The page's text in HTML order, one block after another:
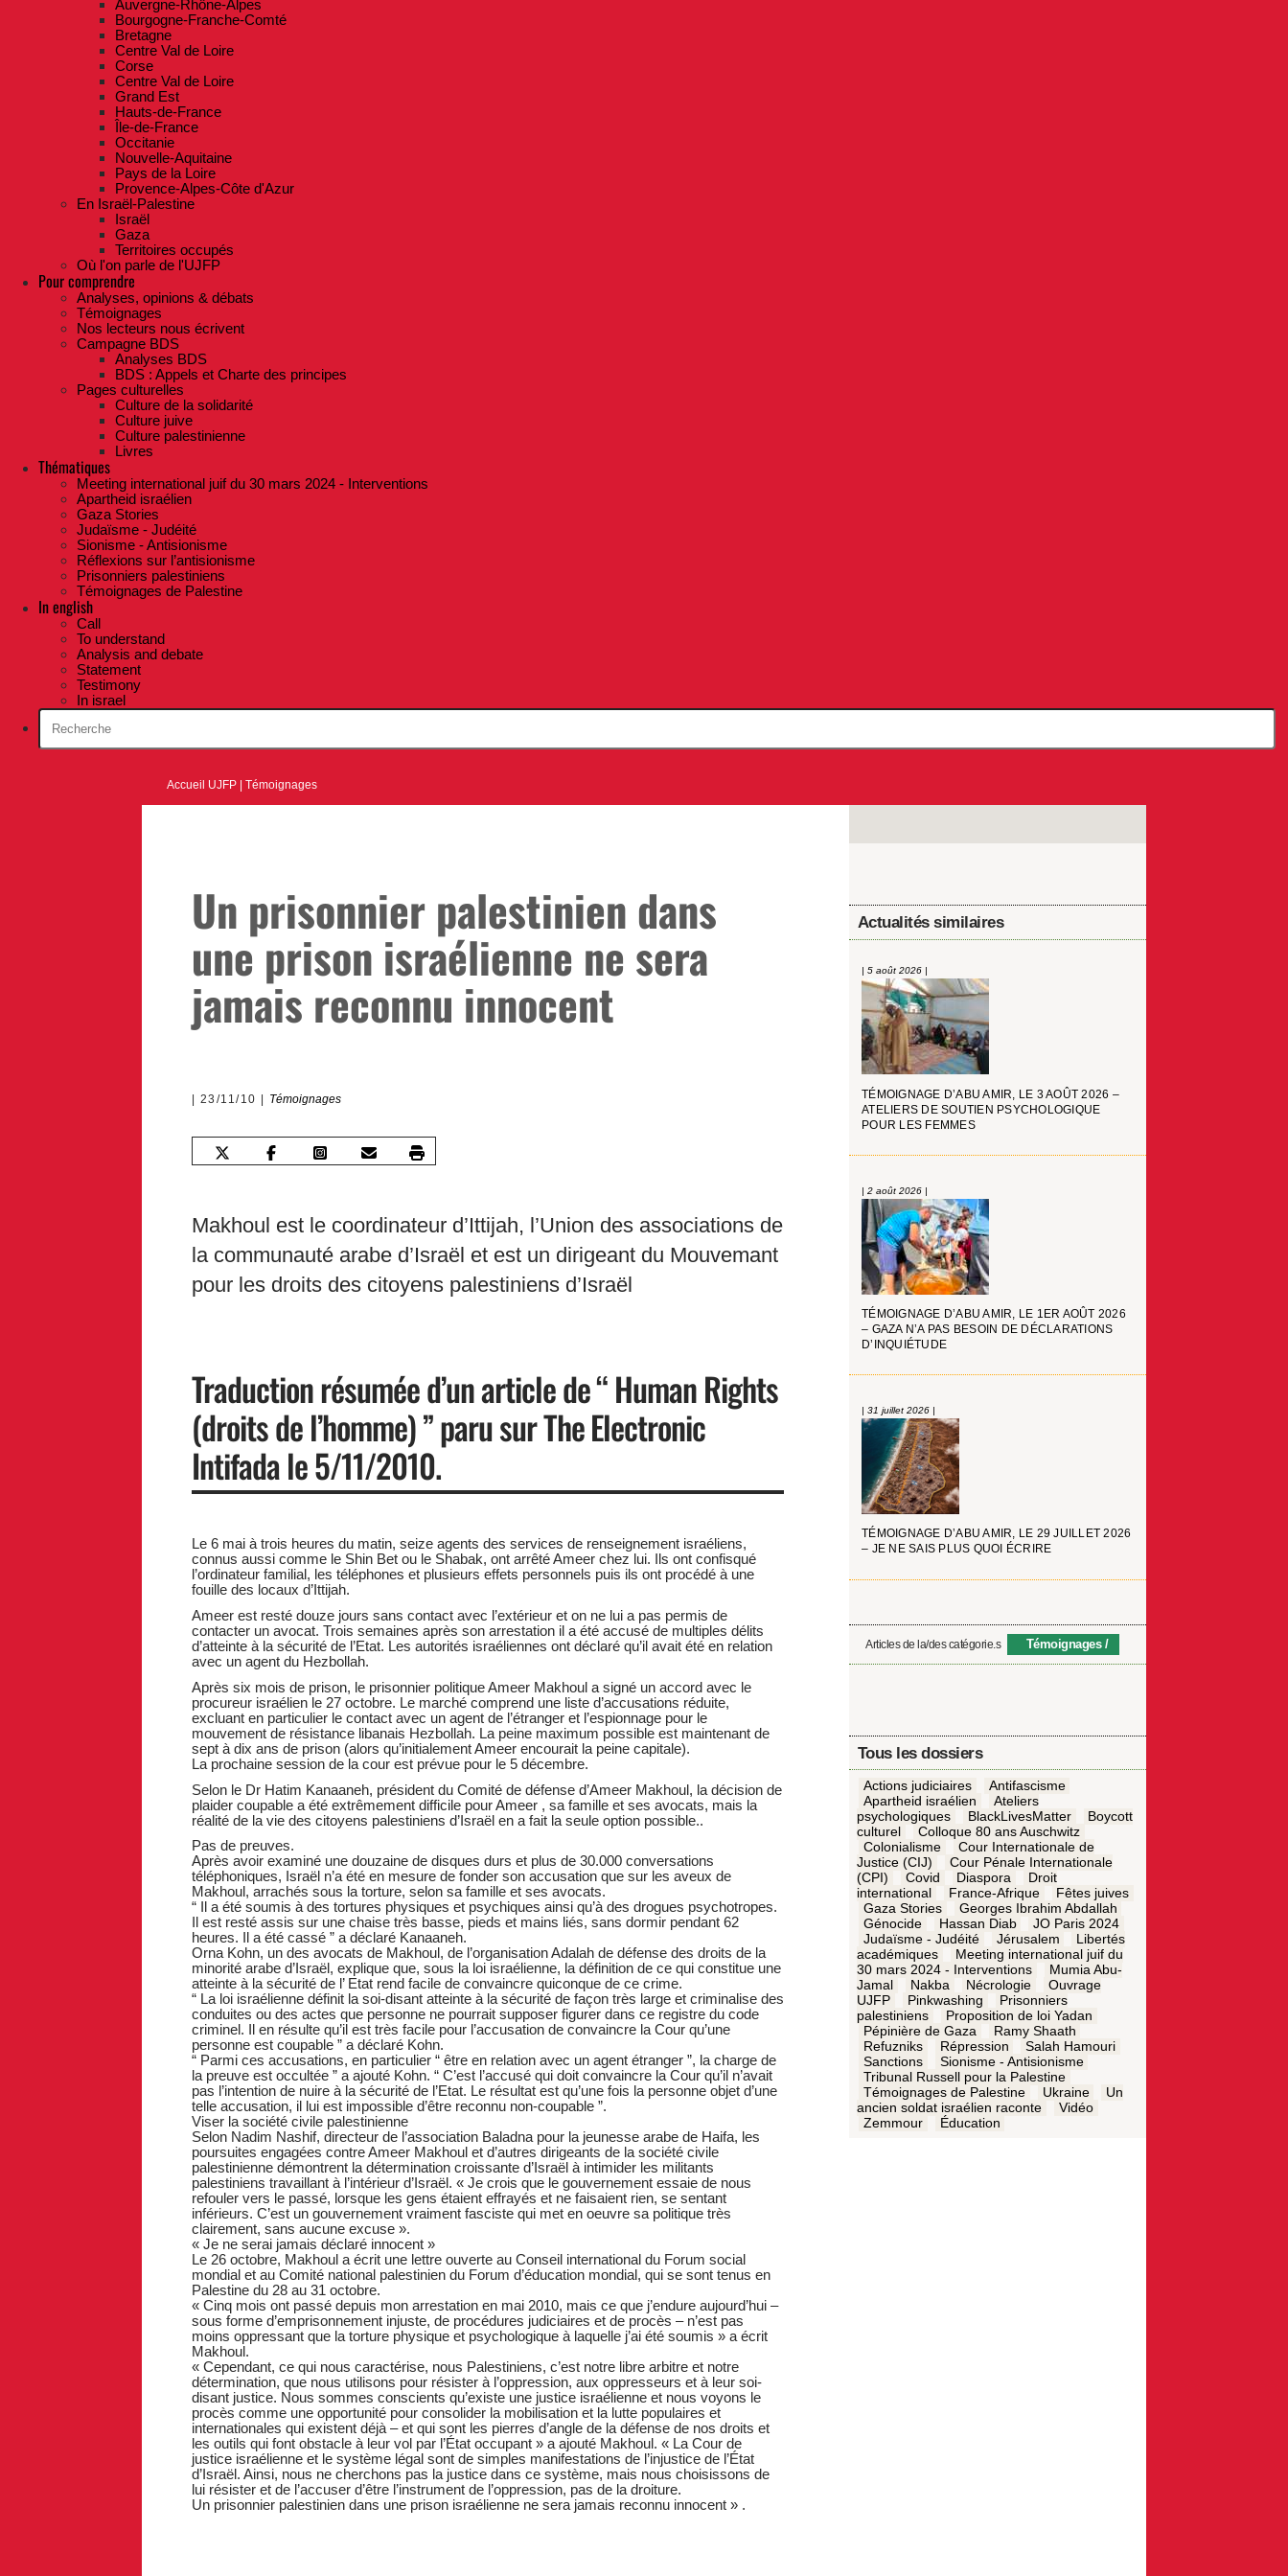
Auvergne-Rhône-Alpes
Bourgogne-Franche-Comté
Bretagne
Centre Val de Loire
Corse
Centre Val de Loire
Grand Est
Hauts-de-France
Île-de-France
Occitanie
Nouvelle-Aquitaine
Pays de la Loire
Provence-Alpes-Côte d'Azur
En Israël-Palestine
Israël
Gaza
Territoires occupés
Où l'on parle de l'UJFP
Pour comprendre
Analyses, opinions & débats
Témoignages
Nos lecteurs nous écrivent
Campagne BDS
Analyses BDS
BDS : Appels et Charte des principes
Pages culturelles
Culture de la solidarité
Culture juive
Culture palestinienne
Livres
Thématiques
Meeting international juif du 30 mars 2024 - Interventions
Apartheid israélien
Gaza Stories
Judaïsme - Judéité
Sionisme - Antisionisme
Réflexions sur l’antisionisme
Prisonniers palestiniens
Témoignages de Palestine
In english
Call
To understand
Analysis and debate
Statement
Testimony
In israel
Accueil UJFP |Témoignages
Un prisonnier palestinien dans
une prison israélienne ne sera
jamais reconnu innocent
23/11/10 Témoignages
Makhoul est le coordinateur d’Ittijah, l’Union des associations de
la communauté arabe d’Israël et est un dirigeant du Mouvemant
pour les droits des citoyens palestiniens d’Israël
Traduction résumée d’un article de “ Human Rights
(droits de l’homme) ” paru sur The Electronic
Intifada le 5/11/2010.
Le 6 mai à trois heures du matin, seize agents des services de renseignement israéliens,
connus aussi comme le Shin Bet ou le Shabak, ont arrêté Ameer chez lui. Ils ont confisqué
l’ordinateur familial, les téléphones et plusieurs effets personnels puis ils ont procédé à une
fouille des locaux d’Ittijah.
Ameer est resté douze jours sans contact avec l’extérieur et on ne lui a pas permis de
contacter un avocat. Trois semaines après son arrestation il a été accusé de multiples délits
d’atteinte à la sécurité de l’Etat. Les autorités israéliennes ont déclaré qu’il avait été en relation
avec un agent du Hezbollah.
Après six mois de prison, le prisonnier politique Ameer Makhoul a signé un accord avec le
procureur israélien le 27 octobre. Le marché comprend une liste d’accusations réduite,
excluant en particulier le contact avec un agent de l’étranger et l’espionnage pour le
mouvement de résistance libanais Hezbollah. La peine maximum possible est maintenant de
sept à dix ans de prison (alors qu’initialement Ameer encourait la peine capitale).
La prochaine session de la cour est prévue pour le 5 décembre.
Selon le Dr Hatim Kanaaneh, président du Comité de défense d’Ameer Makhoul, la décision de
plaider coupable a été extrêmement difficile pour Ameer , sa famille et ses avocats, mais la
réalité de la vie des citoyens palestiniens d’Israël en a fait la seule option possible..
Pas de preuves.
Après avoir examiné une douzaine de disques durs et plus de 30.000 conversations
téléphoniques, Israël n’a été en mesure de fonder son accusation que sur les aveux de
Makhoul, arrachés sous la torture, selon sa famille et ses avocats.
“ Il a été soumis à des tortures physiques et psychiques ainsi qu’à des drogues psychotropes.
Il est resté assis sur une chaise très basse, pieds et mains liés, sans dormir pendant 62
heures. Il a été cassé ” a déclaré Kanaaneh.
Orna Kohn, un des avocats de Makhoul, de l’organisation Adalah de défense des droits de la
minorité arabe d’Israël, explique que, sous la loi israélienne, la définition de ce qui constitue une
atteinte à la sécurité de l’ Etat rend facile de convaincre quiconque de ce crime.
“ La loi israélienne définit la soi-disant atteinte à la sécurité de façon très large et criminalise des
conduites ou des actes que personne ne pourrait supposer figurer dans ce registre du code
criminel. Il en résulte qu’il est très facile pour l’accusation de convaincre la Cour qu’une
personne est coupable ” a déclaré Kohn.
“ Parmi ces accusations, en particulier “ être en relation avec un agent étranger ”, la charge de
la preuve est occultée ” a ajouté Kohn. “ C’est l’accusé qui doit convaincre la Cour qu’il n’avait
pas l’intention de nuire à la sécurité de l’Etat. Le résultat est qu’une fois la personne objet d’une
telle accusation, il lui est impossible d’être reconnu non-coupable ”.
Viser la société civile palestinienne
Selon Nadim Nashif, directeur de l’association Baladna pour la jeunesse arabe de Haifa, les
poursuites engagées contre Ameer Makhoul et d’autres dirigeants de la société civile
palestinienne démontrent la détermination croissante d’Israël à intimider les militants
palestiniens travaillant à l’intérieur d’Israël. « Je crois que le gouvernement essaie de nous
refouler vers le passé, lorsque les gens étaient effrayés et ne faisaient rien, se sentant
inférieurs. C’est un gouvernement vraiment fasciste qui met en oeuvre sa politique très
clairement, sans aucune excuse ».
« Je ne serai jamais déclaré innocent »
Le 26 octobre, Makhoul a écrit une lettre ouverte au Conseil international du Forum social
mondial et au Comité national palestinien du Forum d’éducation mondial, qui se sont tenus en
Palestine du 28 au 31 octobre.
« Cinq mois ont passé depuis mon arrestation en mai 2010, mais ce que j’endure aujourd’hui –
sous forme d’emprisonnement injuste, de procédures judiciaires et de procès – n’est pas
moins oppressant que la torture physique et psychologique à laquelle j’ai été soumis » a écrit
Makhoul.
« Cependant, ce qui nous caractérise, nous Palestiniens, c’est notre libre arbitre et notre
détermination, que nous utilisons pour résister à l’oppression, aux oppresseurs et à leur soi-
disant justice. Nous sommes conscients qu’existe une justice israélienne et nous voyons le
procès comme une opportunité pour consolider la mobilisation et la lutte populaires et
internationales qui existent déjà – et qui sont les pierres d’angle de la défense de nos droits et
les outils qui font obstacle à leur vol par l’État occupant » a ajouté Makhoul. « La Cour de
justice israélienne et le système légal sont de simples manifestations de l’injustice de l’État
d’Israël. Ainsi, nous ne cherchons pas la justice dans ce système, mais nous choisissons de
lui résister et de l’accuser d’être l’instrument de l’oppression, pas de la droiture.
Un prisonnier palestinien dans une prison israélienne ne sera jamais reconnu innocent » .
Actualités similaires
| 5 août 2026 |
TÉMOIGNAGE D’ABU AMIR, LE 3 AOÛT 2026 –
ATELIERS DE SOUTIEN PSYCHOLOGIQUE
POUR LES FEMMES
| 2 août 2026 |
TÉMOIGNAGE D’ABU AMIR, LE 1ER AOÛT 2026
– GAZA N’A PAS BESOIN DE DÉCLARATIONS
D’INQUIÉTUDE
| 31 juillet 2026 |
TÉMOIGNAGE D’ABU AMIR, LE 29 JUILLET 2026
– JE NE SAIS PLUS QUOI ÉCRIRE
Articles de la/des catégorie.s Témoignages
Tous les dossiers
Actions judiciaires
Antifascisme
Apartheid israélien
Ateliers
psychologiques
BlackLivesMatter
Boycott
culturel
Colloque 80 ans Auschwitz
Colonialisme
Cour Internationale de
Justice (CIJ)
Cour Pénale Internationale
(CPI)
Covid Diaspora
Droit
international
France-Afrique
Fêtes juives
Gaza Stories
Georges Ibrahim Abdallah
Génocide
Hassan Diab
JO Paris 2024
Judaïsme - Judéité
Jérusalem
Libertés
académiques
Meeting international juif du
30 mars 2024 - Interventions
Mumia Abu-
Jamal
Nakba Nécrologie
Ouvrage
UJFP
Pinkwashing
Prisonniers
palestiniens
Proposition de loi Yadan
Pépinière de Gaza
Ramy Shaath
Refuzniks
Répression
Salah Hamouri
Sanctions
Sionisme - Antisionisme
Tribunal Russell pour la Palestine
Témoignages de Palestine
Ukraine
Un
ancien soldat israélien raconte
Vidéo
Zemmour
Éducation